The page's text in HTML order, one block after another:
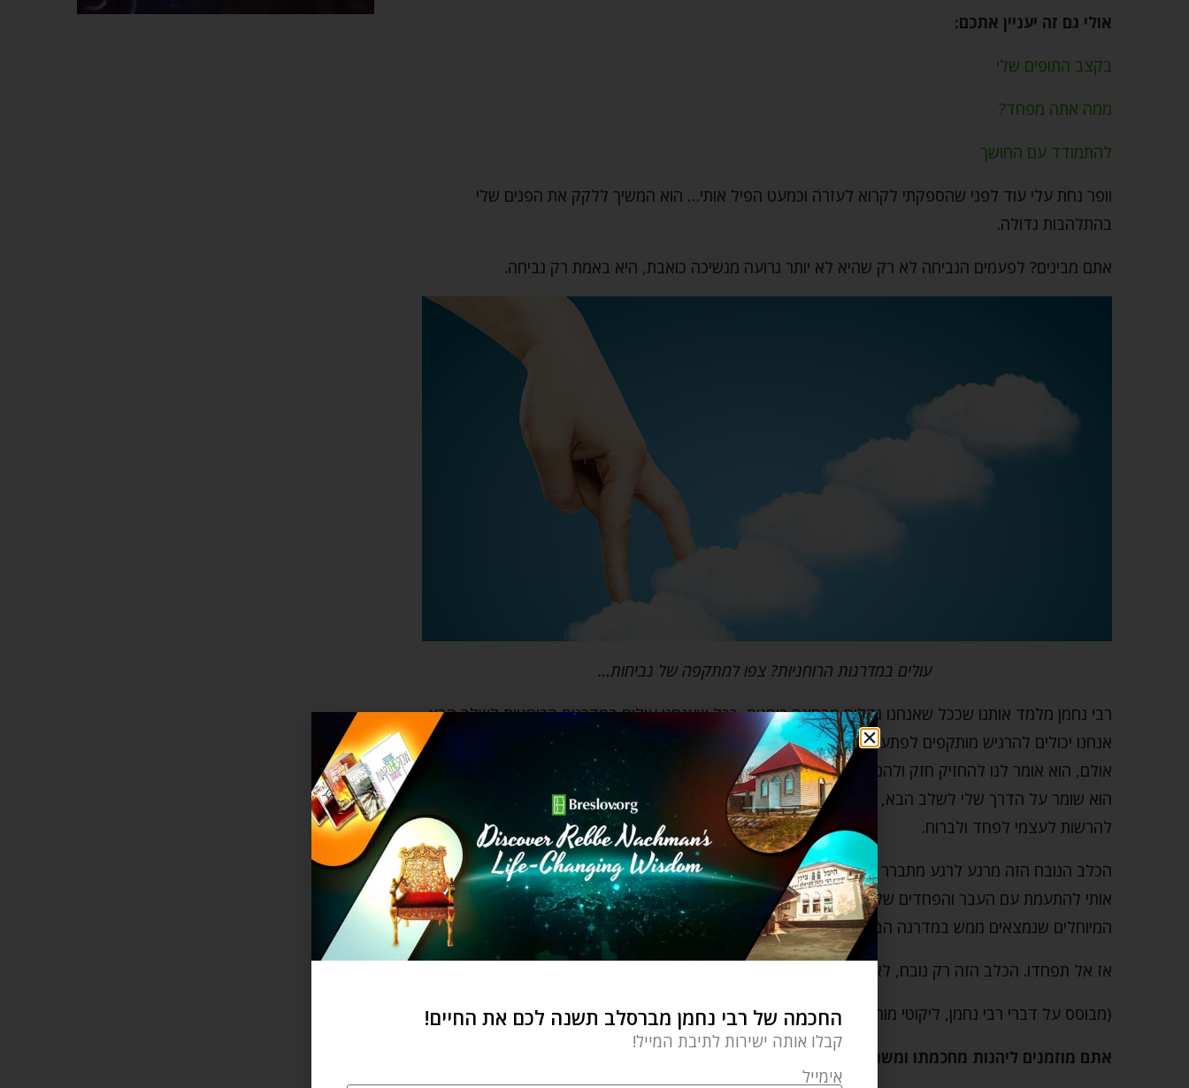
אולי גם זה יעניין אתכם:
בקצב התופים שלי
ממה אתה מפחד?
להתמודד עם החושך
וופר נחת עלי עוד לפני שהספקתי לקרוא לעזרה וכמעט הפיל אותי… הוא המשיך ללקק את הפנים שלי
בהתלהבות גדולה.
אתם מבינים? לפעמים הנביחה לא רק שהיא לא יותר גרועה מנשיכה כואבת, היא באמת רק נביחה.
עולים במדרגות הרוחניות? צפו למתקפה של נביחות…
רבי נחמן מלמד אותנו שככל שאנחנו גדלים מבחינה רוחנית, ככל שאנחנו עולים במדרגות הרוחניות לשלב הבא,
אנחנו יכולים להרגיש מותקפים לפתע על ידי התנהגויות ומצבים ישנים שחשבנו שהם כבר לא חלק מאיתנו יותר.
אולם, הוא אומר לנו להחזיק חזק ולהניח בצד את הפחד שלנו. כלב ההרגל הישן רק מחכה ליד הדלת כמבחן,
הוא שומר על הדרך שלי לשלב הבא, עומד שם כמו שומר על המדרגה הבאה הרוחנית שלי, אבל אני לא יכולה
להרשות לעצמי לפחד ולברוח.
הכלב הנובח הזה מרגע לרגע מתברר כחברותי, ולא מפלצתי ואימתני מתוך איזה סיפור היצ'קוקי. נכון, הוא מאלץ
אותי להתעמת עם העבר והפחדים שלי, אבל הם הכרחיים להמשך הצמיחה האישית שלי לקראת השינויים
המיוחלים שנמצאים ממש במדרגה הבאה.
אז אל תפחדו. הכלב הזה רק נובח, לא נושך.
(מבוסס על דברי רבי נחמן, ליקוטי מוהר"ן כב).
אתם מוזמנים ליהנות מחכמתו ומשנתו של רבי נחמן מברסלב במאמרים מרתקים נוספים
החכמה של רבי נחמן מברסלב תשנה לכם את החיים!
קבלו אותה ישירות לתיבת המייל!
אימייל